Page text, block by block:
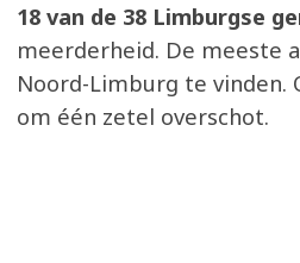
18 van de 38 Limburgse
meerderheid. De meeste
Noord-Limburg te vinden.
om één zetel overschot.